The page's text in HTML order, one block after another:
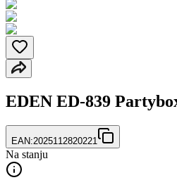
EDEN ED-839
EAN:2025112820221
Na stanju